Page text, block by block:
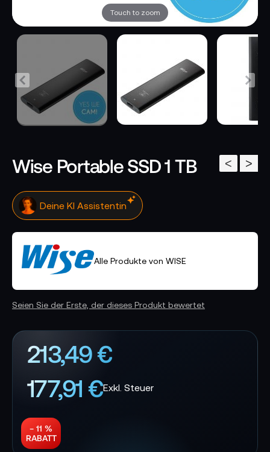
Touch to zoom
>
<
Wise Portable SSD 1 TB
Klicke hier. Ich antworte sofort
Alle Produkte von WISE
Seien Sie der Erste, der dieses Produkt bewertet
213,49 €
177,91 €
− 11 %
RABATT